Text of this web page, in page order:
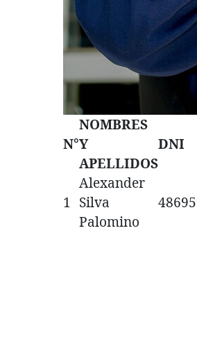
N°
NOMBRES
Y
APELLIDOS
DNI
1
Alexander
Silva
Palomino